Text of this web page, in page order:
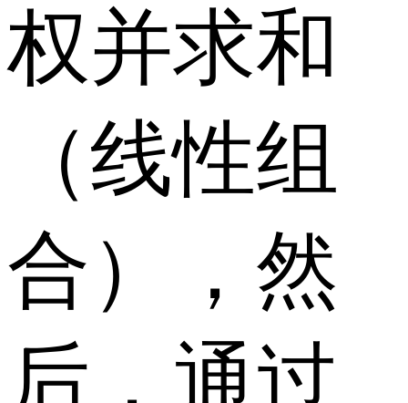
权并求和
（线性组
合），然
后，通过